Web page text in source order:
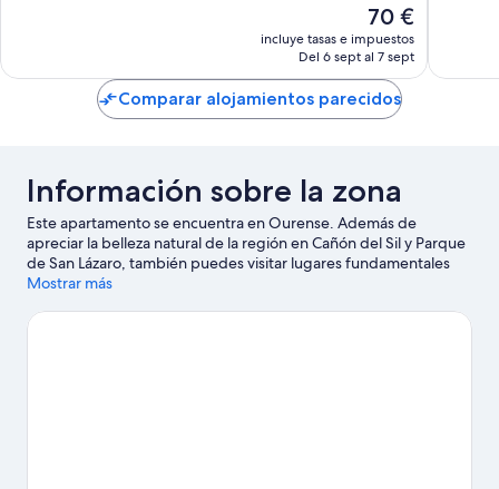
El
precio
actual
de
70 €
70 €
incluye tasas e impuestos
Del 6 sept al 7 sept
Comparar alojamientos parecidos
Información sobre la zona
Este apartamento se encuentra en Ourense. Además de
apreciar la belleza natural de la región en Cañón del Sil y Parque
de San Lázaro, también puedes visitar lugares fundamentales
para los aficionados a la cultura, como Centro de interpretación
Mostrar más